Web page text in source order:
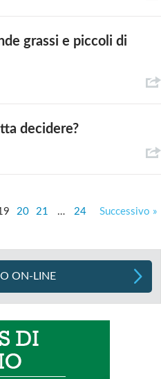
grassi e piccoli di
decidere?
20 21 … 24 Successivo »
ON-LINE